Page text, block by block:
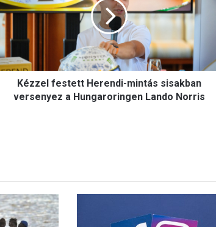
Kézzel festett Herendi-mintás sisakban
versenyez a Hungaroringen Lando Norris